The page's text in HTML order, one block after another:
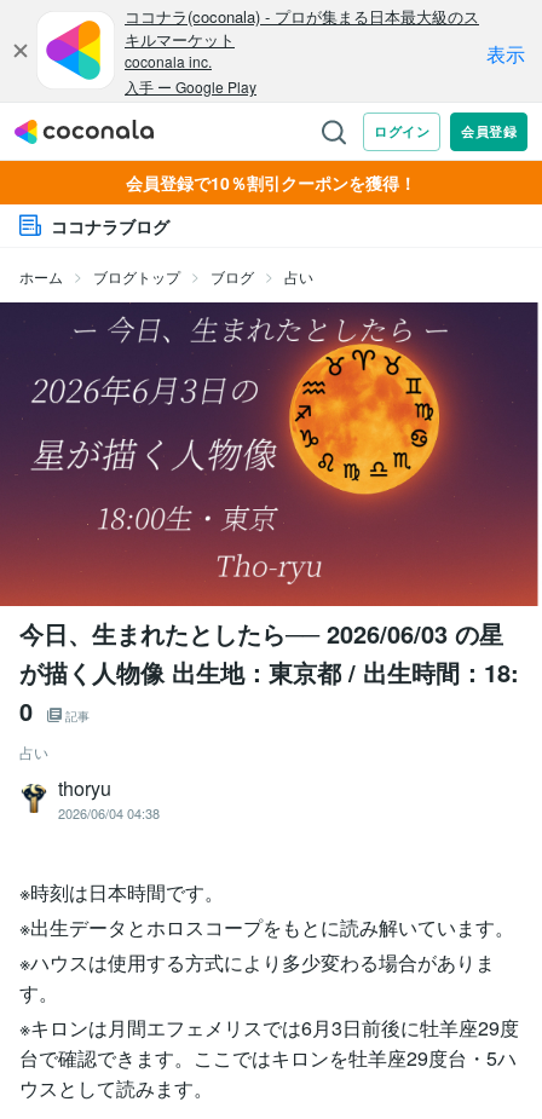
会員登録で10％割引クーポンを獲得！
ココナラブログ
ホーム ブログトップ ブログ 占い
今日、生まれたとしたら── 2026/06/03 の星
が描く人物像 出生地：東京都 / 出生時間：18:
0
記事
占い
thoryu
2026/06/04 04:38
※時刻は日本時間です。
※出生データとホロスコープをもとに読み解いています。
※ハウスは使用する方式により多少変わる場合がありま
す。
※キロンは月間エフェメリスでは6月3日前後に牡羊座29度
台で確認できます。ここではキロンを牡羊座29度台・5ハ
ウスとして読みます。